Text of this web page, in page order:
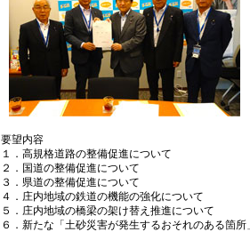
要望内容
１．高規格道路の整備促進について
２．国道の整備促進について
３．県道の整備促進について
４．庄内地域の鉄道の機能の強化について
５．庄内地域の橋梁の架け替え推進について
６．新たな「土砂災害が発生するおそれのある箇